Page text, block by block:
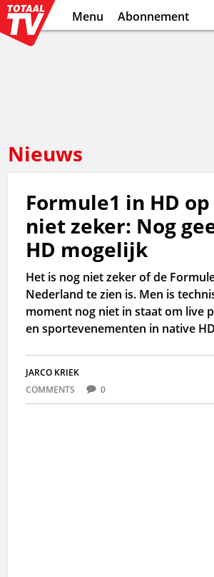
Menu Abonnement
Nieuws
Formule1 in HD op
niet zeker: Nog
HD mogelijk
Het is nog niet zeker of de
Nederland te zien is. Men is
moment nog niet in staat om live
en sportevenementen in native
JARCO KRIEK
COMMENTS
0